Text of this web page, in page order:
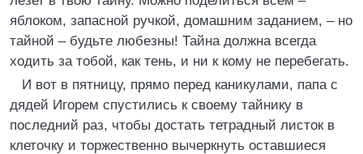
яблоком, запасной ручкой, домашним заданием, – но
тайной – будьте любезны! Тайна должна всегда
ходить за тобой, как тень, и ни к кому не перебегать.
И вот в пятницу, прямо перед каникулами, папа с
дядей Игорем спустились к своему тайнику в
последний раз, чтобы достать тетрадный листок в
клеточку и торжественно вычеркнуть оставшиеся